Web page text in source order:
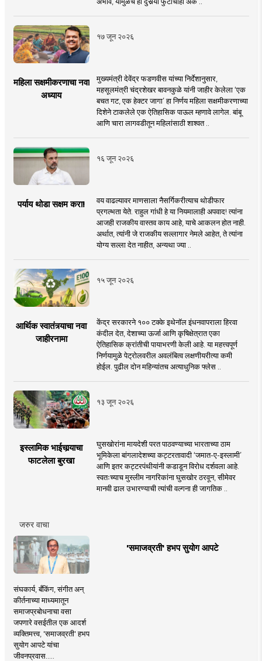
१७ जून २०२६
महिला सक्षमीकरणाचा नवा
अध्याय
मुख्यमंत्री देवेंद्र फडणवीस यांच्या निर्देशानुसार,
महसूलमंत्री चंद्रशेखर बावनकुळे यांनी जाहीर केलेला ‘एक
बचत गट, एक हेक्टर जागा’ हा निर्णय महिला सक्षमीकरणाच्या
दिशेने टाकलेले एक ऐतिहासिक पाऊल म्हणावे लागेल. बांबू
आणि चारा लागवडीतून महिलांसाठी शाश्वत ..
१६ जून २०२६
पर्याय थोडा सक्षम करा!
वय वाढल्यावर माणसाला नैसर्गिकरीत्याच थोडीफार
प्रगल्भता येते. राहुल गांधी हे या नियमालाही अपवाद! त्यांना
आजही राजकीय वास्तव काय आहे, याचे आकलन होत नाही.
अर्थात, त्यांनी जे राजकीय सल्लागार नेमले आहेत, ते त्यांना
योग्य सल्ला देत नाहीत, अन्यथा ज्या ..
१५ जून २०२६
आर्थिक स्वातंत्र्याचा नवा
जाहीरनामा
केंद्र सरकारने १०० टक्के इथेनॉल इंधनवापराला हिरवा
कंदील देत, देशाच्या ऊर्जा आणि कृषिक्षेत्रात एका
ऐतिहासिक क्रांतीची पायाभरणी केली आहे. या महत्त्वपूर्ण
निर्णयामुळे पेट्रोलवरील अवलंबित्व लक्षणीयरीत्या कमी
होईल. पुढील दोन महिन्यांतच अत्याधुनिक फ्लेस ..
१३ जून २०२६
इस्लामिक भाईचार्‍याचा
फाटलेला बुरखा
घुसखोरांना मायदेशी परत पाठवण्याच्या भारताच्या ठाम
भूमिकेला बांगलादेशच्या कट्टरतावादी ‘जमात-ए-इस्लामी’
आणि इतर कट्टरपंथीयांनी कडाडून विरोध दर्शवला आहे.
स्वतःच्याच मुस्लीम नागरिकांना घुसखोर ठरवून, सीमेवर
मानवी ढाल उभारण्याची त्यांची वल्गना ही जागतिक ..
जरुर वाचा
'समाजव्रती' हभप सुयोग आपटे
संघकार्य, बँकिंग, संगीत अन्
कीर्तनाच्या माध्यमातून
समाजप्रबोधनाचा वसा
जपणारे वसईतील एक आदर्श
व्यक्तिमत्त्व, 'समाजव्रती' हभप
सुयोग आपटे यांचा
जीवनप्रवास.....